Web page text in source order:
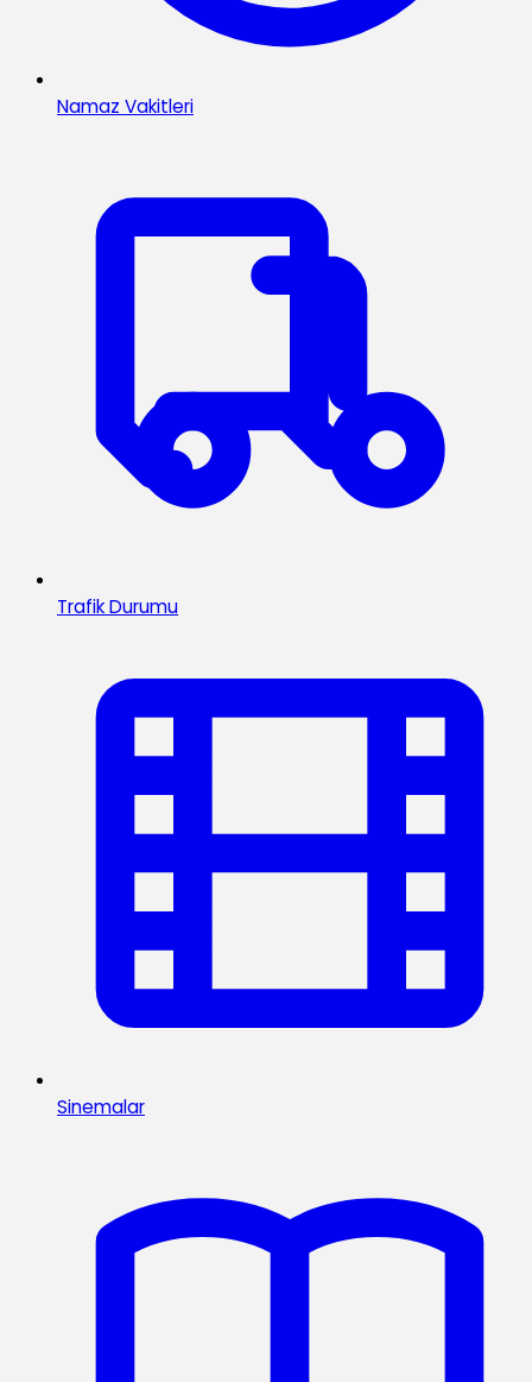
Namaz Vakitleri
Trafik Durumu
Sinemalar